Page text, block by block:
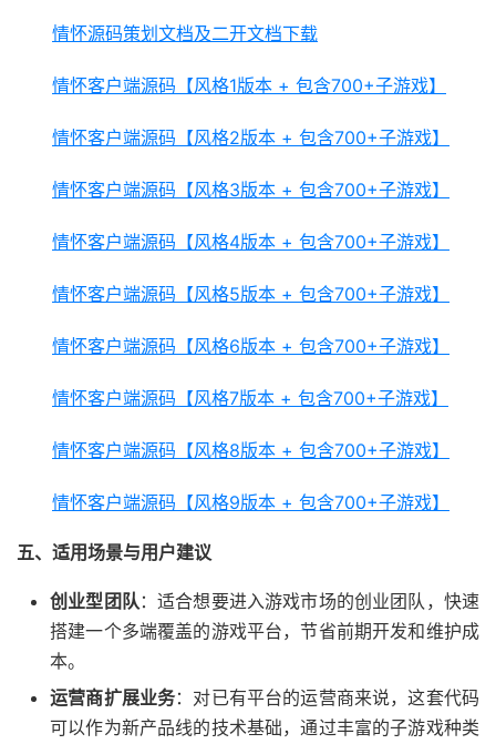
情怀源码策划文档及二开文档下载
情怀客户端源码【风格1版本 + 包含700+子游戏】
情怀客户端源码【风格2版本 + 包含700+子游戏】
情怀客户端源码【风格3版本 + 包含700+子游戏】
情怀客户端源码【风格4版本 + 包含700+子游戏】
情怀客户端源码【风格5版本 + 包含700+子游戏】
情怀客户端源码【风格6版本 + 包含700+子游戏】
情怀客户端源码【风格7版本 + 包含700+子游戏】
情怀客户端源码【风格8版本 + 包含700+子游戏】
情怀客户端源码【风格9版本 + 包含700+子游戏】
五、适用场景与用户建议
创业型团队 ：适合想要进入游戏市场的创业团队，快速
搭建一个多端覆盖的游戏平台，节省前期开发和维护成
本。
运营商扩展业务：对已有平台的运营商来说，这套代码
可以作为新产品线的技术基础，通过丰富的子游戏种类